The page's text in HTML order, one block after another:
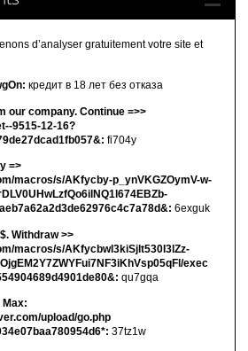
d’analyser gratuitement votre site et
кредит в 18 лет без отказа
our company. Continue =>>
9515-12-16?
fi704y
=>
macros/s/AKfycby-p_ynVKGZOymV-w-
6exguk
Withdrаw >>
macros/s/AKfycbwl3kiSjlt530I3lZz-
exec
qu7gqa
Max:
upload/go.php
37tz1w